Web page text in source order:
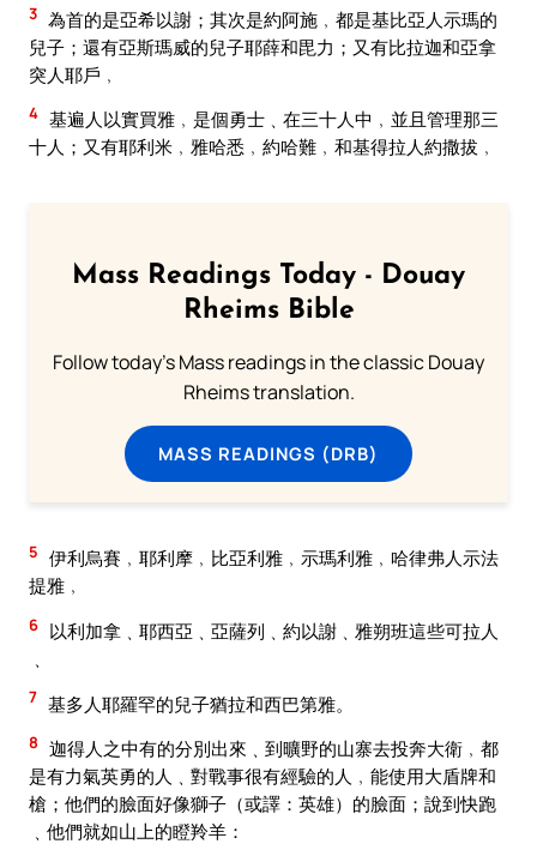
3 為首的是亞希以謝；其次是約阿施﹐都是基比亞人示瑪的
兒子；還有亞斯瑪威的兒子耶薛和毘力；又有比拉迦和亞拿
突人耶戶﹐
4 基遍人以實買雅﹐是個勇士﹑在三十人中﹐並且管理那三
十人；又有耶利米﹐雅哈悉﹐約哈難﹐和基得拉人約撒拔﹐
Mass Readings Today - Douay
Rheims Bible
Follow today's Mass readings in the classic Douay
Rheims translation.
MASS READINGS (DRB)
5 伊利烏賽﹐耶利摩﹐比亞利雅﹐示瑪利雅﹐哈律弗人示法
提雅﹐
6 以利加拿﹑耶西亞﹑亞薩列﹑約以謝﹑雅朔班這些可拉人
﹑
7 基多人耶羅罕的兒子猶拉和西巴第雅。
8 迦得人之中有的分別出來﹑到曠野的山寨去投奔大衛﹐都
是有力氣英勇的人﹑對戰事很有經驗的人﹐能使用大盾牌和
槍；他們的臉面好像獅子（或譯：英雄）的臉面；說到快跑
﹑他們就如山上的瞪羚羊：